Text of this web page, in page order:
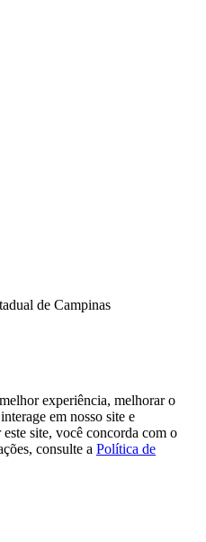
de Campinas
experiência, melhorar o
em nosso site e
site, você concorda com o
consulte a Política de